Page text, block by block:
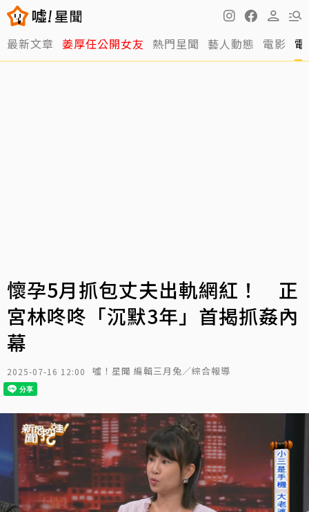
最新文章 姜厚任公開女友 熱門星聞 藝人動態 電影
懷孕5月抓包丈夫出軌網紅！ 正
宮林咚咚「沉默3年」首揭抓姦內
幕
2025-07-16 12:00 噓！星聞 編輯三月兔／綜合報導